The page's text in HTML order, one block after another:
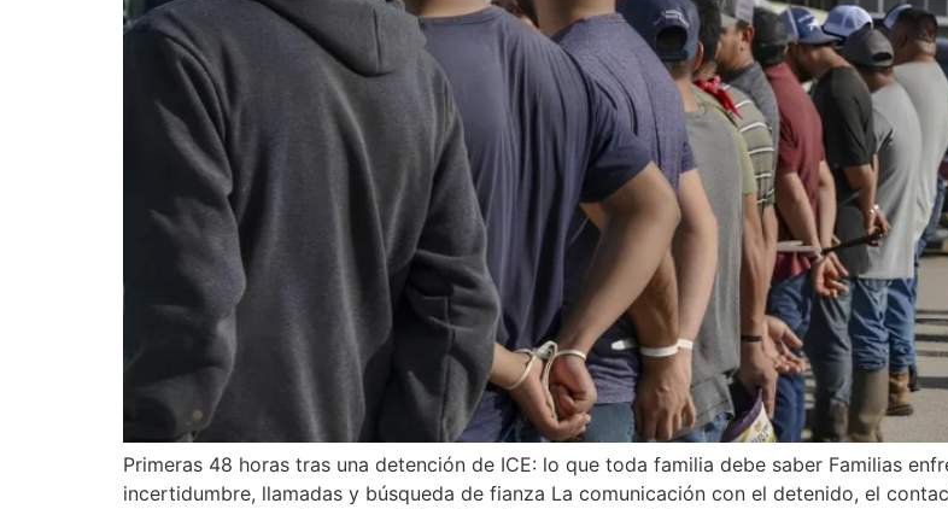
Primeras 48 horas tras una detención de ICE: lo que toda familia debe saber Familias
incertidumbre, llamadas y búsqueda de fianza La comunicación con el detenido, el